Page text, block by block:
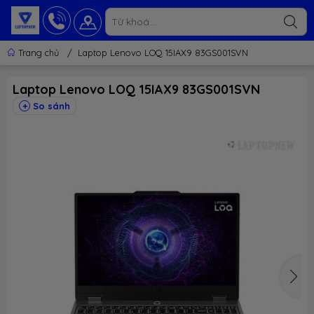
Trang chủ / Laptop Lenovo LOQ 15IAX9 83GS001SVN
Laptop Lenovo LOQ 15IAX9 83GS001SVN
So sánh